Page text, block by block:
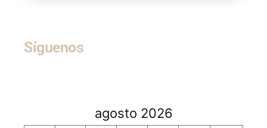
Síguenos
agosto 2026